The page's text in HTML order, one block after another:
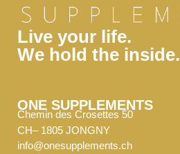
Live your life.
We hold the inside.
ONE SUPPLEMENTS
Chemin des Crosettes 50
CH– 1805 JONGNY
info@onesupplements.ch